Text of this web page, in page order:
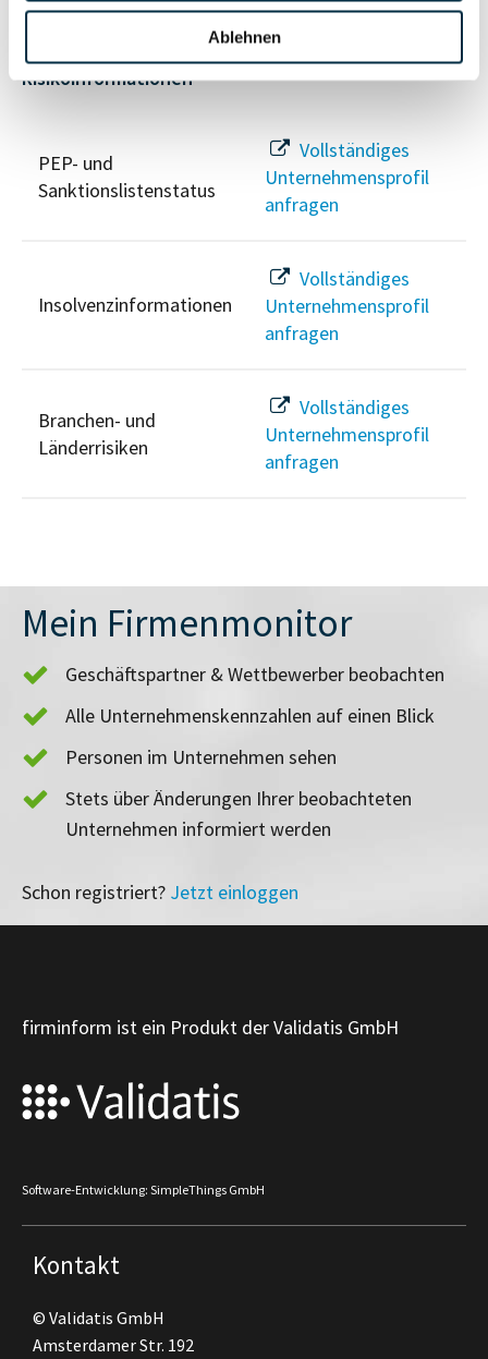
Ablehnen
Risikoinformationen
PEP- und
Sanktionslistenstatus
Vollständiges
Unternehmensprofil
anfragen
Insolvenzinformationen
Vollständiges
Unternehmensprofil
anfragen
Branchen- und
Länderrisiken
Vollständiges
Unternehmensprofil
anfragen
Mein Firmenmonitor
Geschäftspartner & Wettbewerber beobachten
Alle Unternehmenskennzahlen auf einen Blick
Personen im Unternehmen sehen
Stets über Änderungen Ihrer beobachteten
Unternehmen informiert werden
Schon registriert? Jetzt einloggen
firminform ist ein Produkt der Validatis GmbH
Software-Entwicklung: SimpleThings GmbH
Kontakt
© Validatis GmbH
Amsterdamer Str. 192